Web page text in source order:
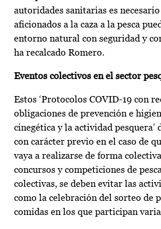
autoridades sanitarias es
aficionados a la caza a la pesca
entorno natural con seguridad y
ha recalcado Romero.
Eventos colectivos en el sector
Estos ‘Protocolos COVID-19 con
obligaciones de prevención e
cinegética y la actividad pesquera’
con carácter previo en el caso de
vaya a realizarse de forma
concursos y competiciones de
colectivas, se deben evitar las
como la celebración del sorteo de
comidas en los que participan